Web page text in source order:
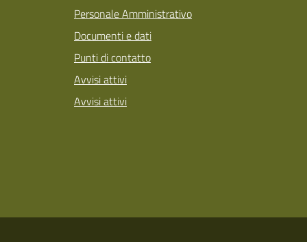
Personale Amministrativo
Documenti e dati
Punti di contatto
Avvisi attivi
Avvisi attivi